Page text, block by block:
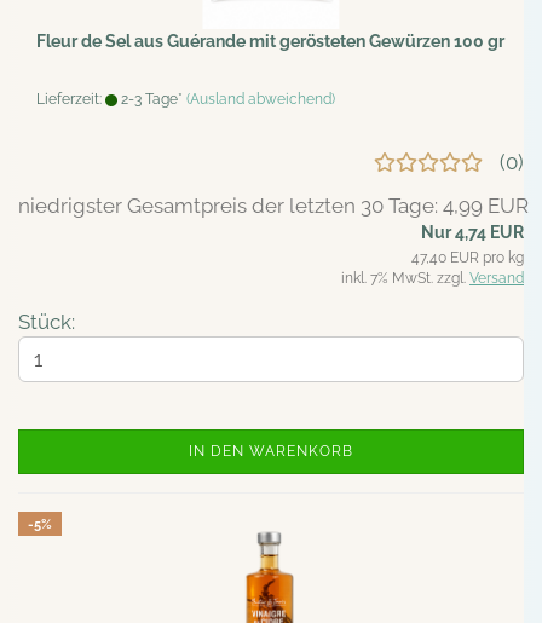
Fleur de Sel aus Guérande mit gerösteten Gewürzen 100 gr
Lieferzeit: 2-3 Tage* (Ausland abweichend)
0
niedrigster Gesamtpreis der letzten 30 Tage: 4,99 EUR
Nur 4,74 EUR
47,40 EUR pro kg
inkl. 7% MwSt. zzgl. Versand
Stück:
IN DEN WARENKORB
-5%